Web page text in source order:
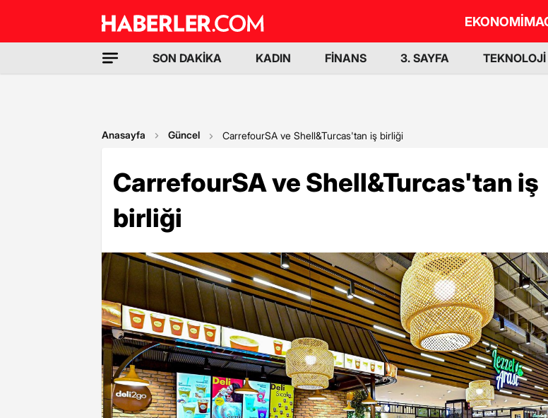
EKONOMİ
SON DAKİKA KADIN FİNANS 3. SAYFA TEKNOLOJİ
Anasayfa Güncel CarrefourSA ve Shell&Turcas'tan iş birliği
CarrefourSA ve Shell&Turcas'tan iş
birliği